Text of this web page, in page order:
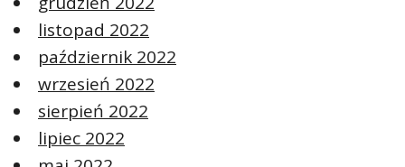
listopad 2022
październik 2022
wrzesień 2022
sierpień 2022
lipiec 2022